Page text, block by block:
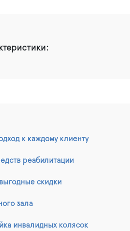
к каждому клиенту
реабилитации
скидки
зала
инвалидных колясок